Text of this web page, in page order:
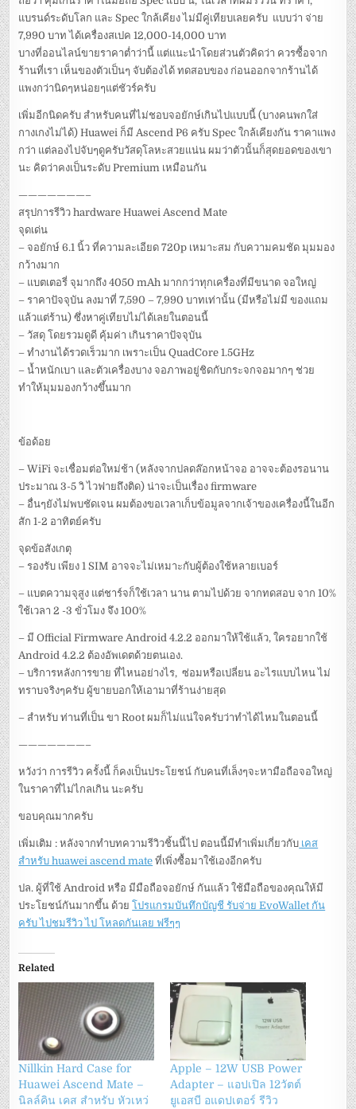
แบรนด์ระดับโลก และ Spec ใกล้เคียง ไม่มีคู่เทียบเลยครับ แบบว่า จ่าย
7,990 บาท ได้เครื่องสเปค 12,000-14,000 บาท
บางที่ออนไลน์ขายราคาต่ำว่านี้ แต่แนะนำโดยส่วนตัวคิดว่า ควรซื้อจาก
ร้านที่เรา เห็นของตัวเป็นๆ จับต้องได้ ทดสอบของ ก่อนออกจากร้านได้
แพงกว่านิดๆหน่อยๆแต่ชัวร์ครับ
เพิ่มอีกนิดครับ สำหรับคนที่ไม่ชอบจอยักษ์เกินไปแบบนี้ (บางคนพกใส่
กางเกงไม่ได้) Huawei ก็มี Ascend P6 ครับ Spec ใกล้เคียงกัน ราคาแพง
กว่า แต่ลองไปจับๆดูครับวัสดุโลหะสวยแน่น ผมว่าตัวนั้นก็สุดยอดของเขา
นะ คิดว่าคงเป็นระดับ Premium เหมือนกัน
———————–
สรุปการรีวิว hardware Huawei Ascend Mate
จุดเด่น
– จอยักษ์ 6.1 นิ้ว ที่ความละเอียด 720p เหมาะสม กับความคมชัด มุมมอง
กว้างมาก
– แบตเตอรี่ จุมากถึง 4050 mAh มากกว่าทุกเครื่องที่มีขนาด จอใหญ่
– ราคาปัจจุบัน ลงมาที่ 7,590 – 7,990 บาทเท่านั้น (มีหรือไม่มี ของแถม
แล้วแต่ร้าน) ซึ่งหาคู่เทียบไม่ได้เลยในตอนนี้
– วัสดุ โดยรวมดูดี คุ้มค่า เกินราคาปัจจุบัน
– ทำงานได้รวดเร็วมาก เพราะเป็น QuadCore 1.5GHz
– น้ำหนักเบา และตัวเครื่องบาง จอภาพอยู่ชิดกับกระจกจอมากๆ ช่วย
ทำให้มุมมองกว้างขึ้นมาก
ข้อด้อย
– WiFi จะเชื่อมต่อใหม่ช้า (หลังจากปลดล๊อกหน้าจอ อาจจะต้องรอนาน
ประมาณ 3-5 วิ ไวฟายถึงติด) น่าจะเป็นเรื่อง firmware
– อื่นๆยังไม่พบชัดเจน ผมต้องขอเวลาเก็บข้อมูลจากเจ้าของเครื่องนี้ในอีก
สัก 1-2 อาทิตย์ครับ
จุดข้อสังเกตุ
– รองรับ เพียง 1 SIM อาจจะไม่เหมาะกับผู้ต้องใช้หลายเบอร์
– แบตความจุสูง แต่ชาร์จก็ใช้เวลา นาน ตามไปด้วย จากทดสอบ จาก 10%
ใช้เวลา 2 -3 ขั่วโมง จึง 100%
– มี Official Firmware Android 4.2.2 ออกมาให้ใช้แล้ว, ใครอยากใช้
Android 4.2.2 ต้องอัพเดตด้วยตนเอง.
– บริการหลังการขาย ที่ไหนอย่างไร, ซ่อมหรือเปลี่ยน อะไรแบบไหน ไม่
ทราบจริงๆครับ ผู้ขายบอกให้เอามาที่ร้านง่ายสุด
– สำหรับ ท่านที่เป็น ขา Root ผมก็ไม่แน่ใจครับว่าทำได้ไหมในตอนนี้
———————–
หวังว่า การรีวิว ครั้งนี้ ก็คงเป็นประโยชน์ กับคนที่เล็งๆจะหามือถือจอใหญ่
ในราคาที่ไม่ไกลเกิน นะครับ
ขอบคุณมากครับ
เพิ่มเติม : หลังจากทำบทความรีวิวชิ้นนี้ไป ตอนนี้มีทำเพิ่มเกี่ยวกับ เคส
สำหรับ huawei ascend mate ที่เพิ่งซื้อมาใช้เองอีกครับ
ปล. ผู้ที่ใช้ Android หรือ มีมือถือจอยักษ์ กันแล้ว ใช้มือถือของคุณให้มี
ประโยชน์กันมากขึ้น ด้วยโปรแกรมบันทึกบัญชี รับจ่าย EvoWallet กัน
ครับ ไปชมรีวิว ไป โหลดกันเลย ฟรีๆๆ
Related
Nillkin Hard Case for
Huawei Ascend Mate –
นิลล์คิน เคส สำหรับ หัวเหว่
Apple – 12W USB Power
Adapter – แอปเปิล 12วัตต์
ยูเอสบี อแดปเตอร์ รีวิว